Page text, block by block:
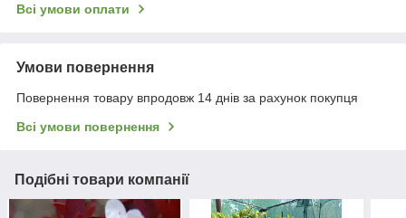
Всі умови оплати
Умови повернення
Повернення товару впродовж 14 днів за рахунок покупця
Всі умови повернення
Подібні товари компанії